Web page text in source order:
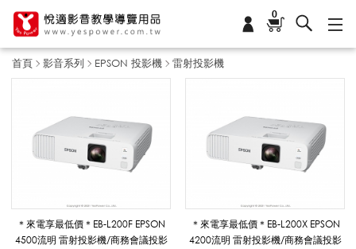
0
首頁 影音系列 EPSON 投影機 雷射投影機
射
投
＊來電享最低價＊EB-L200F EPSON
4500流明 雷射投影機/商務會議投影
＊來電享最低價＊EB-L200X EPSON
4200流明 雷射投影機/商務會議投影